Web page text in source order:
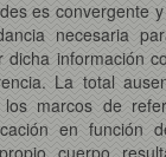
es convergente
necesaria
dicha información
La total
los marcos de
en función
cuerpo